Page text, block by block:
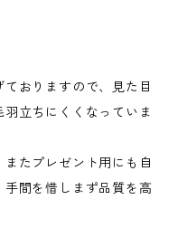
おりますので、見た目
立ちにくくなっていま
たプレゼント用にも自
間を惜しまず品質を高